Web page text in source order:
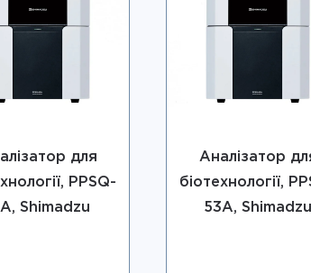
для
PPSQ-
Shimadzu
Аналізатор
біотехнології,
53A, Shimadzu